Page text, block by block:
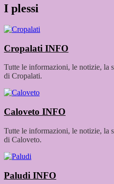
I plessi
Cropalati INFO
Tutte le informazioni, le notizie, la
di Cropalati.
Caloveto INFO
Tutte le informazioni, le notizie, la
di Caloveto.
Paludi INFO